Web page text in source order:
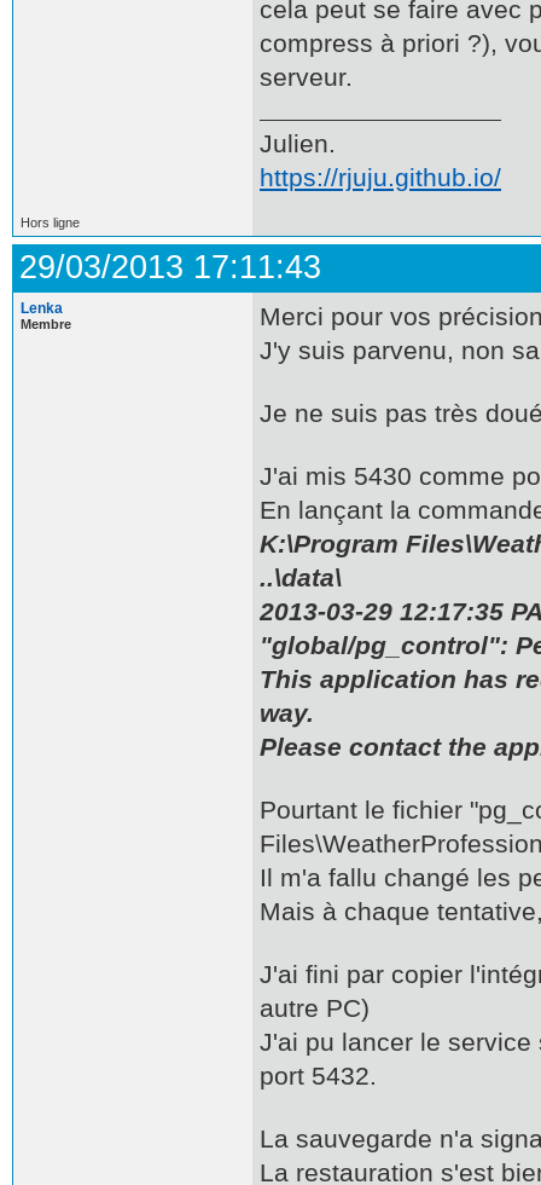
cela peut se faire avec
compress à priori ?),
serveur.
Julien.
https://rjuju.github.io/
Hors ligne
29/03/2013 17:11:43
Lenka
Membre
Merci pour vos
J'y suis parvenu, non
Je ne suis pas très
J'ai mis 5430 comme
En lançant la
K:\Program
..\data\
2013-03-29 12:17:35
"global/pg_control":
This application has
way.
Please contact the
Pourtant le fichier
Il m'a fallu changé les
Mais à chaque
J'ai fini par copier
autre PC)
J'ai pu lancer le
port 5432.
La sauvegarde n'a
La restauration s'est